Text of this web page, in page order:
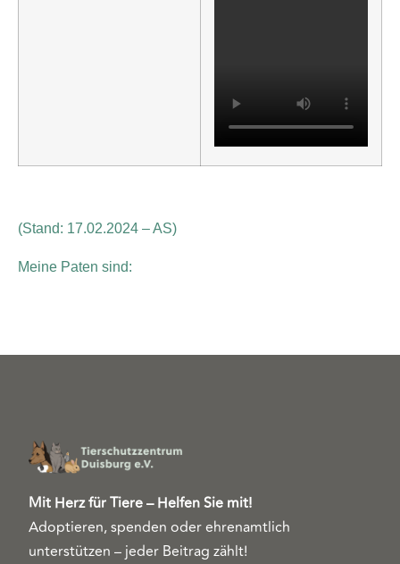
(Stand: 17.02.2024 – AS)
Meine Paten sind:
Mit Herz für Tiere – Helfen Sie mit!
Adoptieren, spenden oder ehrenamtlich
unterstützen – jeder Beitrag zählt!